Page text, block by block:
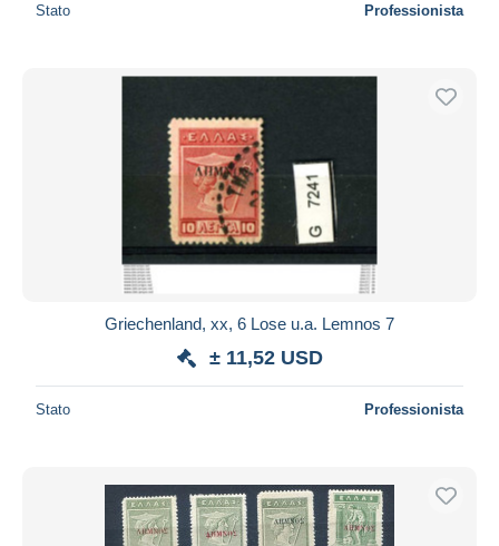
Stato Professionista
Griechenland, xx, 6 Lose u.a. Lemnos 7
± 11,52 USD
Stato Professionista